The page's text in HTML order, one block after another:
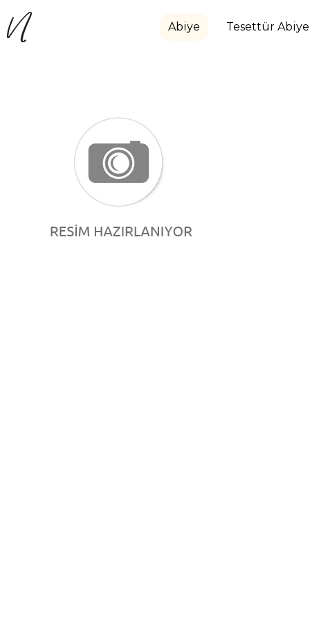
Abiye Tesettür Abiye